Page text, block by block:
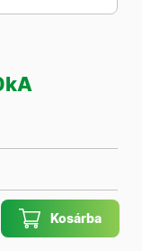
Kosárba